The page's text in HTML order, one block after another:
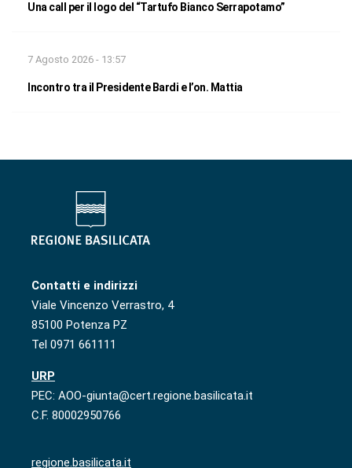
Una call per il logo del “Tartufo Bianco Serrapotamo”
7 Agosto 2026 - 13:57
Incontro tra il Presidente Bardi e l’on. Mattia
Contatti e indirizzi
Viale Vincenzo Verrastro, 4
85100 Potenza PZ
Tel 0971 661111
URP
PEC: AOO-giunta@cert.regione.basilicata.it
C.F. 80002950766
regione.basilicata.it